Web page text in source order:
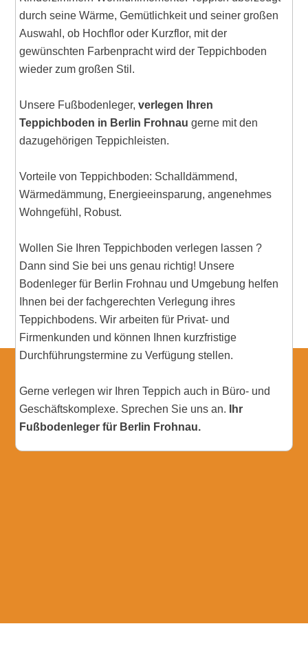
durch seine Wärme, Gemütlichkeit und seiner großen
Auswahl, ob Hochflor oder Kurzflor, mit der
gewünschten Farbenpracht wird der Teppichboden
wieder zum großen Stil.
Unsere Fußbodenleger,verlegen Ihren
Teppichboden in Berlin Frohnau gerne mit den
dazugehörigen Teppichleisten.
Vorteile von Teppichboden: Schalldämmend,
Wärmedämmung, Energieeinsparung, angenehmes
Wohngefühl, Robust.
Wollen Sie Ihren Teppichboden verlegen lassen ?
Dann sind Sie bei uns genau richtig! Unsere
Bodenleger für Berlin Frohnau und Umgebung helfen
Ihnen bei der fachgerechten Verlegung ihres
Teppichbodens. Wir arbeiten für Privat- und
Firmenkunden und können Ihnen kurzfristige
Durchführungstermine zu Verfügung stellen.
Gerne verlegen wir Ihren Teppich auch in Büro- und
Geschäftskomplexe. Sprechen Sie uns an.
Ihr
Fußbodenleger für Berlin Frohnau.